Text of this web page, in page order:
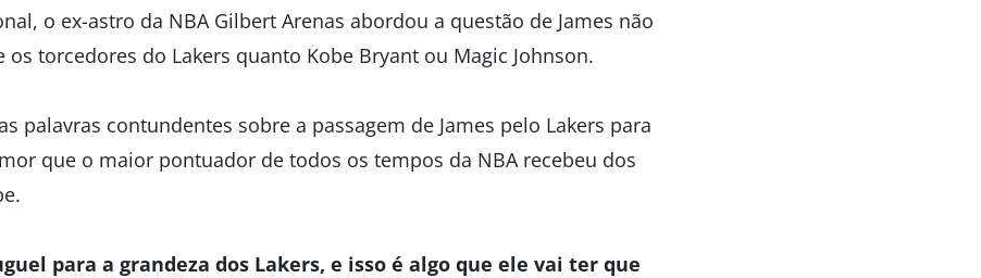
o ex-astro da NBA Gilbert Arenas abordou a questão de James não
os torcedores do Lakers quanto Kobe Bryant ou Magic Johnson.
palavras contundentes sobre a passagem de James pelo Lakers para
que o maior pontuador de todos os tempos da NBA recebeu dos
para a grandeza dos Lakers, e isso é algo que ele vai ter que